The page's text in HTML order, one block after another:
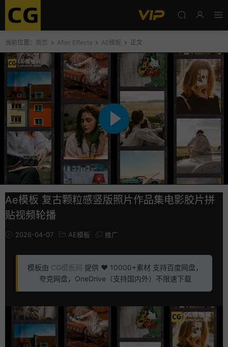
当前位置： 首页 After Effects AE模板 正文
Ae模板 复古颗粒感竖版照片作品集电影胶片拼
贴视频轮播
2026-04-07 AE模板 推广
模板由 CG模板网 提供 ❤️ 10000+素材 支持百度网盘，
夸克网盘，OneDrive（支持国内外）不限速下载